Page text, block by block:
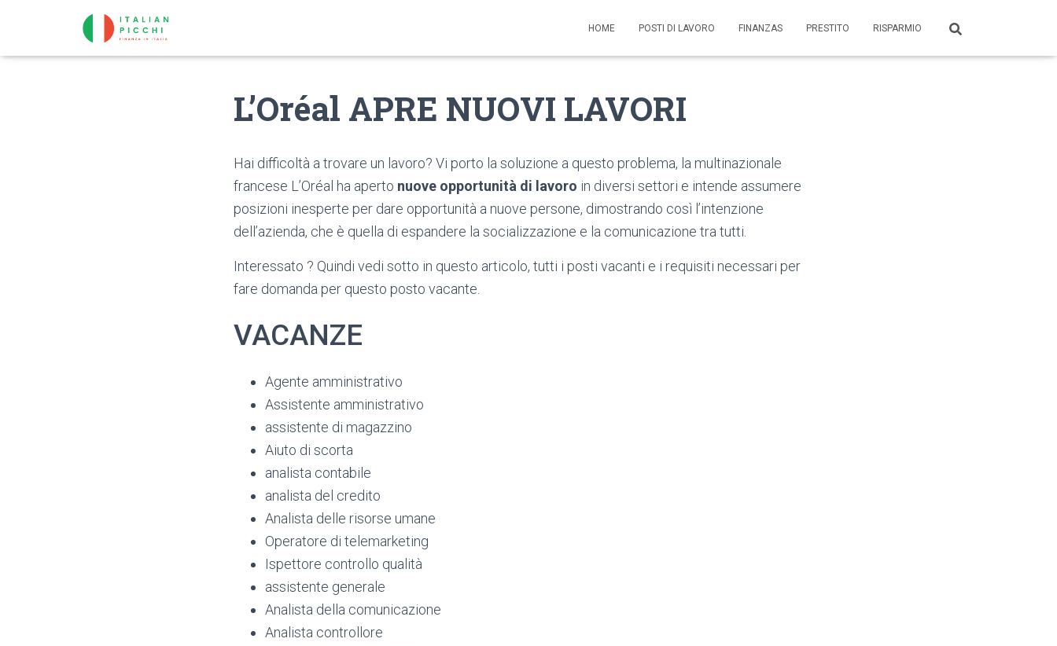
HOME POSTI DI LAVORO FINANZAS PRESTITO RISPARMIO
L’Oréal APRE NUOVI LAVORI
Hai difficoltà a trovare un lavoro? Vi porto la soluzione a questo problema, la multinazionale
francese L’Oréal ha aperto nuove opportunità di lavoro in diversi settori e intende assumere
posizioni inesperte per dare opportunità a nuove persone, dimostrando così l’intenzione
dell’azienda, che è quella di espandere la socializzazione e la comunicazione tra tutti.
Interessato ? Quindi vedi sotto in questo articolo, tutti i posti vacanti e i requisiti necessari per
fare domanda per questo posto vacante.
VACANZE
Agente amministrativo
Assistente amministrativo
assistente di magazzino
Aiuto di scorta
analista contabile
analista del credito
Analista delle risorse umane
Operatore di telemarketing
Ispettore controllo qualità
assistente generale
Analista della comunicazione
Analista controllore